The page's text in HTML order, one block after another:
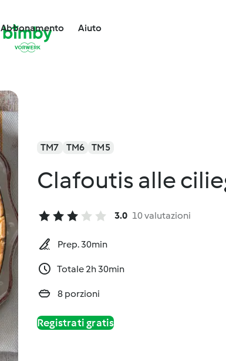
Abbonamento Aiuto
TM7 TM6 TM5
Clafoutis alle
3.0 10 valutazioni
Prep. 30min
Totale 2h 30min
8 porzioni
Registrati gratis